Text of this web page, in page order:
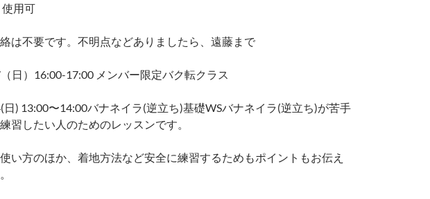
使用可
は不要です。不明点などありましたら、遠藤まで
日）16:00-17:00 メンバー限定バク転クラス
) 13:00〜14:00バナネイラ(逆立ち)基礎WSバナネイラ(逆立ち)が苦手
習したい人のためのレッスンです。
い方のほか、着地方法など安全に練習するためもポイントもお伝え